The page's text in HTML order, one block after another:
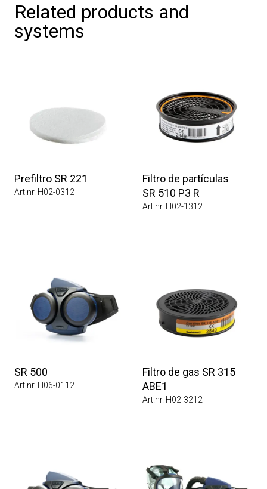
Related products and
systems
Prefiltro SR 221
Art.nr. H02-0312
Filtro de partículas
SR 510 P3 R
Art.nr. H02-1312
SR 500
Art.nr. H06-0112
Filtro de gas SR 315
ABE1
Art.nr. H02-3212